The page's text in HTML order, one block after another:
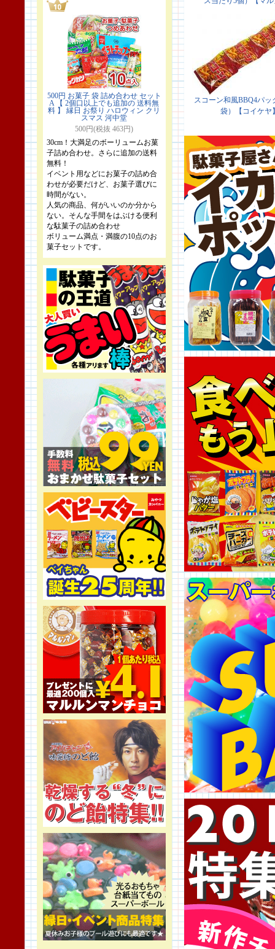
500円 お菓子 袋 詰め合わせ セット
A 【 2個口以上でも追加の 送料無
料 】 縁日 お祭り ハロウィン クリ
スマス 河中堂
500円(税抜 463円)
30cm！大満足のボーリュームお菓
子詰め合わせ。さらに追加の送料
無料！
イベント用などにお菓子の詰め合
わせが必要だけど、お菓子選びに
時間がない。
人気の商品、何がいいのか分から
ない。そんな手間をはぶける便利
な駄菓子の詰め合わせ
ボリューム満点・満腹の10点のお
菓子セットです。